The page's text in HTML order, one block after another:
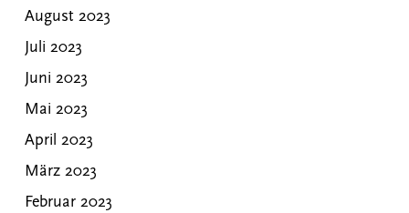
August 2023
Juli 2023
Juni 2023
Mai 2023
April 2023
März 2023
Februar 2023